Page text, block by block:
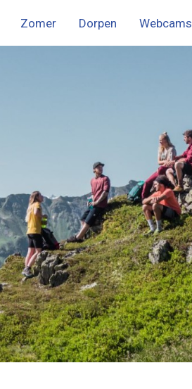
Zomer Dorpen Webcams